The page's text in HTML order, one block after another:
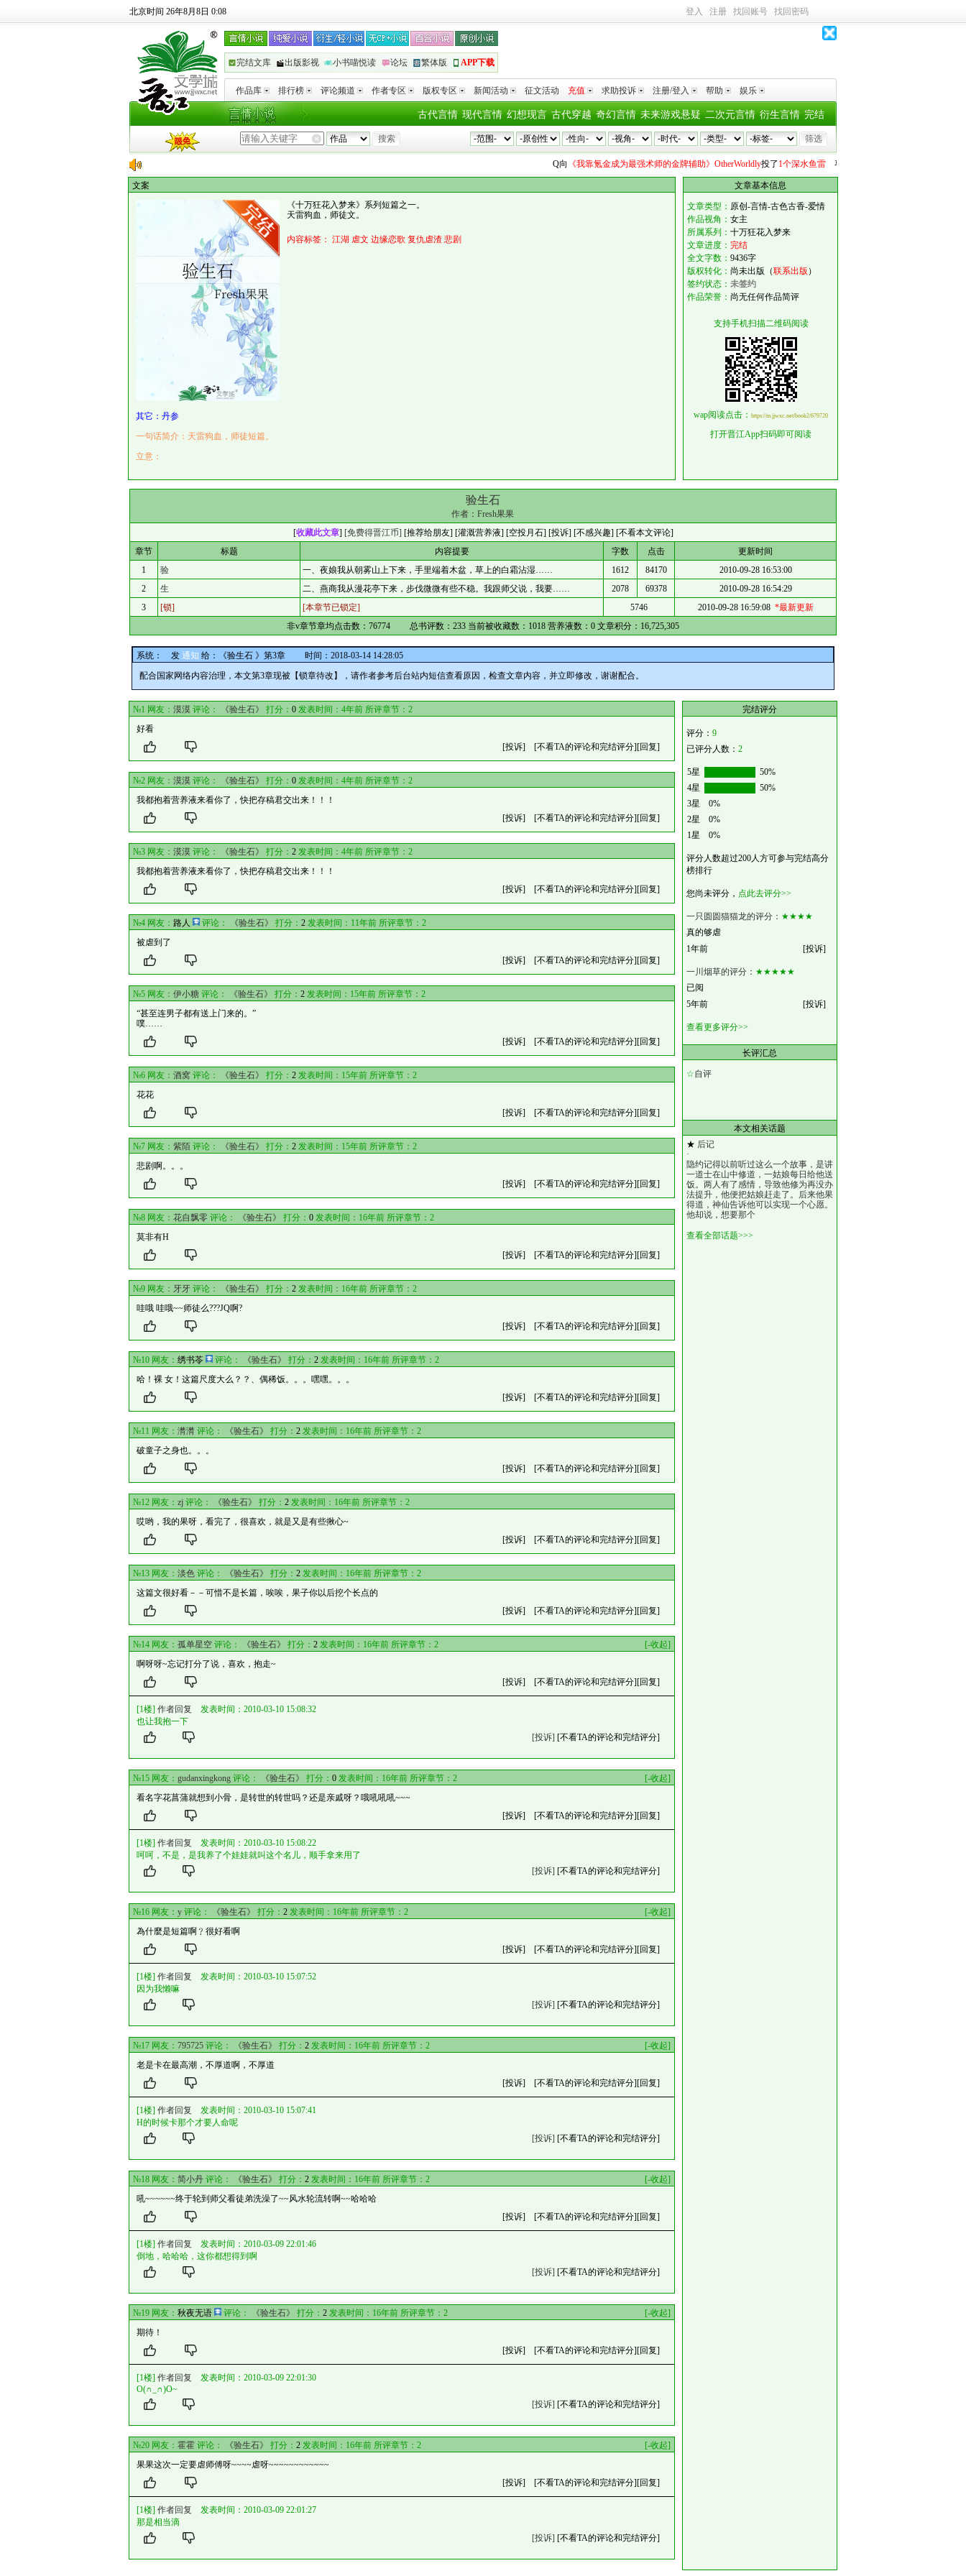
北京时间 26年8月8日 0:08 登入 注册 找回账号 找回密码
完结文库 出版影视 小书喵悦读 论坛 繁体版 APP下载
作品库 排行榜 评论频道 作者专区 版权专区 新闻活动 征文活动 充值 求助投诉 注册/登入 帮助 娱乐
完结
衍生言情
二次元言情
未来游戏悬疑
奇幻言情
古代穿越
幻想现言
现代言情
古代言情
《我靠氪金成为最强术师的金牌辅助》OtherWorldly投了1个深水鱼雷 枣睡枣起
文案
《十万狂花入梦来》系列短篇之一。
天雷狗血，师徒文。
内容标签： 江湖 虐文 边缘恋歌 复仇虐渣 悲剧
其它：丹参
一句话简介：天雷狗血，师徒短篇。
立意：
文章基本信息
文章类型： 原创-言情-古色古香-爱情
作品视角： 女主
所属系列： 十万狂花入梦来
文章进度： 完结
全文字数： 9436字
版权转化： 尚未出版（联系出版 ）
签约状态： 未签约
作品荣誉： 尚无任何作品简评
支持手机扫描二维码阅读
wap阅读点击： https://m.jjwxc.net/book2/679720
打开晋江App扫码即可阅读
验生石
作者：Fresh果果
[收藏此文章] [免费得晋江币] [推荐给朋友] [灌溉营养液] [空投月石] [投诉] [不感兴趣] [不看本文评论]
章节
标题 内容提要 字数 点击
更新时间
1
验 一、夜娘我从朝雾山上下来，手里端着木盆，草上的白霜沾湿…… 1612 84170
2010-09-28 16:53:00
2
生 二、燕商我从漫花亭下来，步伐微微有些不稳。我跟师父说，我要…… 2078 69378
2010-09-28 16:54:29
3
[锁] [本章节已锁定] 5746 2010-09-28 16:59:08 *最新更新
非v章节章均点击数： 76774 总书评数： 233 当前被收藏数： 1018 营养液数： 0 文章积分： 16,725,305
系统： 发 通知 给： 《验生石 》第3章
时间：2018-03-14 14:28:05
配合国家网络内容治理，本文第3章现被【锁章待改】，请作者参考后台站内短信查看原因，检查文章内容，并立即修改，谢谢配合。
№1 网友： 漠漠 评论： 《验生石》 打分： 0 发表时间：4年前 所评章节： 2
好看
[投诉]
[不看TA的评论和完结评分][回复]
№2 网友： 漠漠 评论： 《验生石》 打分： 0 发表时间：4年前 所评章节： 2
我都抱着营养液来看你了，快把存稿君交出来！！！
[投诉]
[不看TA的评论和完结评分][回复]
№3 网友： 漠漠 评论： 《验生石》 打分： 2 发表时间：4年前 所评章节： 2
我都抱着营养液来看你了，快把存稿君交出来！！！
[投诉]
[不看TA的评论和完结评分][回复]
№4 网友： 路人 评论： 《验生石》 打分： 2发表时间：11年前 所评章节： 2
被虐到了
[投诉]
[不看TA的评论和完结评分][回复]
№5 网友： 伊小糖 评论： 《验生石》 打分： 2 发表时间：15年前 所评章节： 2
“甚至连男子都有送上门来的。”
噗……
[投诉]
[不看TA的评论和完结评分][回复]
№6 网友： 酒窝 评论： 《验生石》 打分： 2 发表时间：15年前 所评章节： 2
花花
[投诉]
[不看TA的评论和完结评分][回复]
№7 网友： 紫陌 评论： 《验生石》 打分： 2 发表时间：15年前 所评章节： 2
悲剧啊。。。
[投诉]
[不看TA的评论和完结评分][回复]
№8 网友： 花自飘零 评论： 《验生石》 打分： 0 发表时间：16年前 所评章节： 2
莫非有H
[投诉]
[不看TA的评论和完结评分][回复]
№9 网友： 牙牙 评论： 《验生石》 打分： 2 发表时间：16年前 所评章节： 2
哇哦 哇哦~~师徒么???JQ啊?
[投诉]
[不看TA的评论和完结评分][回复]
№10 网友： 绣书苓 评论： 《验生石》 打分： 2发表时间：16年前 所评章节： 2
哈！裸 女！这篇尺度大么？？、偶稀饭。。。嘿嘿。。。
[投诉]
[不看TA的评论和完结评分][回复]
№11 网友： 潸潸 评论： 《验生石》 打分： 2 发表时间：16年前 所评章节： 2
破童子之身也。。。
[投诉]
[不看TA的评论和完结评分][回复]
№12 网友： zj 评论： 《验生石》 打分： 2 发表时间：16年前 所评章节： 2
哎哟，我的果呀，看完了，很喜欢，就是又是有些揪心~
[投诉]
[不看TA的评论和完结评分][回复]
№13 网友： 淡色 评论： 《验生石》 打分： 2 发表时间：16年前 所评章节： 2
这篇文很好看－－可惜不是长篇，唉唉，果子你以后挖个长点的
[投诉]
[不看TA的评论和完结评分][回复]
[-收起]
№14 网友： 孤单星空 评论： 《验生石》 打分： 2 发表时间：16年前 所评章节： 2
啊呀呀~忘记打分了说，喜欢，抱走~
[投诉]
[不看TA的评论和完结评分][回复]
[1楼] 作者回复 发表时间：2010-03-10 15:08:32
也让我抱一下
[投诉] [不看TA的评论和完结评分]
[-收起]
№15 网友： gudanxingkong 评论： 《验生石》 打分： 0 发表时间：16年前 所评章节： 2
看名字花菖蒲就想到小骨，是转世的转世吗？还是亲戚呀？哦吼吼吼~~~
[投诉]
[不看TA的评论和完结评分][回复]
[1楼] 作者回复 发表时间：2010-03-10 15:08:22
呵呵，不是，是我养了个娃娃就叫这个名儿，顺手拿来用了
[投诉] [不看TA的评论和完结评分]
[-收起]
№16 网友： y 评论： 《验生石》 打分： 2 发表时间：16年前 所评章节： 2
為什麼是短篇啊﹖很好看啊
[投诉]
[不看TA的评论和完结评分][回复]
[1楼] 作者回复 发表时间：2010-03-10 15:07:52
因为我懒嘛
[投诉] [不看TA的评论和完结评分]
[-收起]
№17 网友： 795725 评论： 《验生石》 打分： 2 发表时间：16年前 所评章节： 2
老是卡在最高潮，不厚道啊，不厚道
[投诉]
[不看TA的评论和完结评分][回复]
[1楼] 作者回复 发表时间：2010-03-10 15:07:41
H的时候卡那个才要人命呢
[投诉] [不看TA的评论和完结评分]
[-收起]
№18 网友： 简小丹 评论： 《验生石》 打分： 2 发表时间：16年前 所评章节： 2
吼~~~~~~终于轮到师父看徒弟洗澡了~~风水轮流转啊~~哈哈哈
[投诉]
[不看TA的评论和完结评分][回复]
[1楼] 作者回复 发表时间：2010-03-09 22:01:46
倒地，哈哈哈，这你都想得到啊
[投诉] [不看TA的评论和完结评分]
[-收起]
№19 网友： 秋夜无语 评论： 《验生石》 打分： 2发表时间：16年前 所评章节： 2
期待！
[投诉]
[不看TA的评论和完结评分][回复]
[1楼] 作者回复 发表时间：2010-03-09 22:01:30
O(∩_∩)O~
[投诉] [不看TA的评论和完结评分]
[-收起]
№20 网友： 霍霍 评论： 《验生石》 打分： 2 发表时间：16年前 所评章节： 2
果果这次一定要虐师傅呀~~~~虐呀~~~~~~~~~~~~
[投诉]
[不看TA的评论和完结评分][回复]
[1楼] 作者回复 发表时间：2010-03-09 22:01:27
那是相当滴
[投诉] [不看TA的评论和完结评分]
完结评分
评分： 9
已评分人数： 2
5星
50%
4星
50%
3星
0%
2星
0%
1星
0%
评分人数超过200人方可参与完结高分
榜排行
您尚未评分， 点此去评分>>
一只圆圆猫猫龙的评分： ★★★★
真的够虐
1年前
[投诉]
一川烟草的评分： ★★★★★
已阅
5年前
[投诉]
查看更多评分>>
长评汇总
☆自评
本文相关话题
★ 后记
·
隐约记得以前听过这么一个故事，是讲
一道士在山中修道，一姑娘每日给他送
饭。两人有了感情，导致他修为再没办
法提升，他便把姑娘赶走了。后来他果
得道，神仙告诉他可以实现一个心愿。
他却说，想要那个
查看全部话题>>>